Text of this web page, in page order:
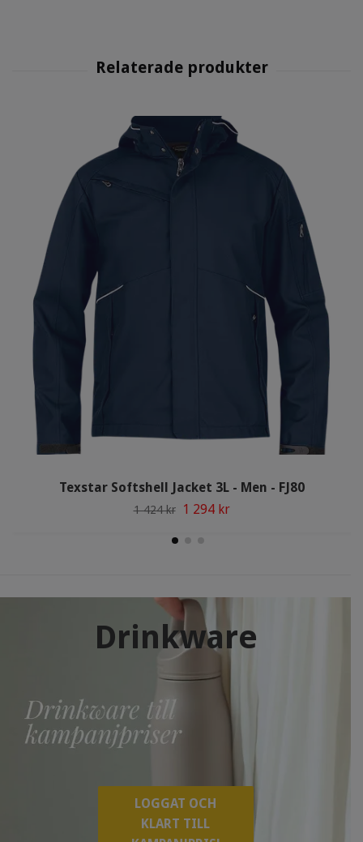
Drinkware
LOGGAT OCH
KLART TILL
Texstar Softshell Jacket 3L - Men - FJ80
1 424 kr 1 294 kr